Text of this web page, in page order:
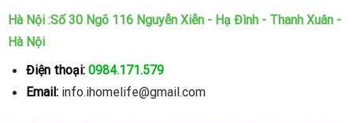
nhanh chóng và dễ dàng hơn chỉ với 1 chạm.
Công nghệ vân tay FPC độ bảo mật cao.
Bo mạch khóa chống nước hoàn hảo:
ModeliHome C01được thiết kế với bo mạch chống
Hà Nội :Số 30 Ngõ 116 Nguyễn Xiễn - Hạ Đình - Thanh Xuân -
Hà Nội
Điện thoại: 0984.171.579
Email: info.ihomelife@gmail.com